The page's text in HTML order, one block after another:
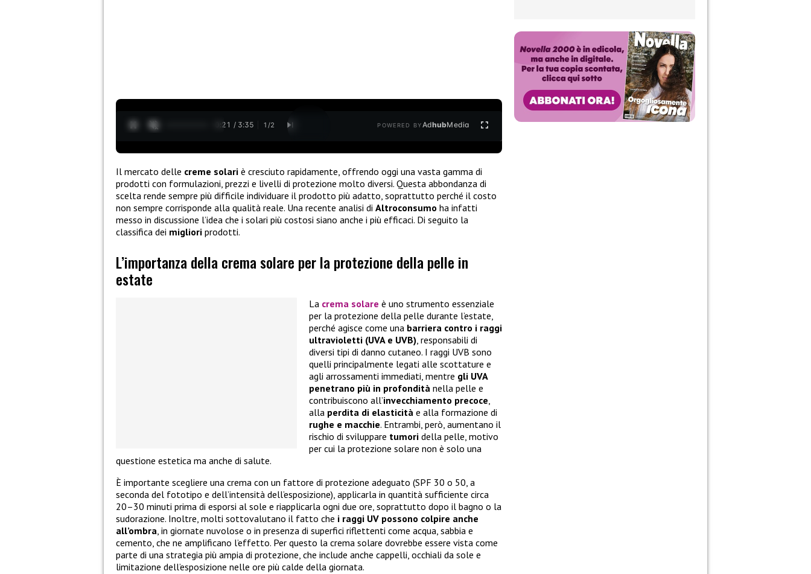
0:22 / 3:35 1 /2 POWERED BYAdhubMedia
Il mercato delle creme solari è cresciuto rapidamente, offrendo oggi una vasta gamma di
prodotti con formulazioni, prezzi e livelli di protezione molto diversi. Questa abbondanza di
scelta rende sempre più difficile individuare il prodotto più adatto, soprattutto perché il costo
non sempre corrisponde alla qualità reale. Una recente analisi di Altroconsumo ha infatti
messo in discussione l’idea che i solari più costosi siano anche i più efficaci. Di seguito la
classifica dei migliori prodotti.
L’importanza della crema solare per la protezione della pelle in
estate
La crema solare è uno strumento essenziale
per la protezione della pelle durante l’estate,
perché agisce come una barriera contro i raggi
ultravioletti (UVA e UVB), responsabili di
diversi tipi di danno cutaneo. I raggi UVB sono
quelli principalmente legati alle scottature e
agli arrossamenti immediati, mentre gli UVA
penetrano più in profondità nella pelle e
contribuiscono all’invecchiamento precoce,
alla perdita di elasticità e alla formazione di
rughe e macchie. Entrambi, però, aumentano il
rischio di sviluppare tumori della pelle, motivo
per cui la protezione solare non è solo una
questione estetica ma anche di salute.
È importante scegliere una crema con un fattore di protezione adeguato (SPF 30 o 50, a
seconda del fototipo e dell’intensità dell’esposizione), applicarla in quantità sufficiente circa
20–30 minuti prima di esporsi al sole e riapplicarla ogni due ore, soprattutto dopo il bagno o la
sudorazione. Inoltre, molti sottovalutano il fatto che i raggi UV possono colpire anche
all’ombra, in giornate nuvolose o in presenza di superfici riflettenti come acqua, sabbia e
cemento, che ne amplificano l’effetto. Per questo la crema solare dovrebbe essere vista come
parte di una strategia più ampia di protezione, che include anche cappelli, occhiali da sole e
limitazione dell’esposizione nelle ore più calde della giornata.